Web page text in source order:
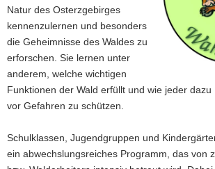
i
f
e
n
d
e
N
v
i
i
o
n
h
Natur des Osterzgebirges
kennenzulernen und besonders
die Geheimnisse des Waldes zu
erforschen. Sie lernen unter
anderem, welche wichtigen
Funktionen der Wald erfüllt und wie jeder
vor Gefahren zu schützen.
Schulklassen, Jugendgruppen und
ein abwechslungsreiches Programm, das von